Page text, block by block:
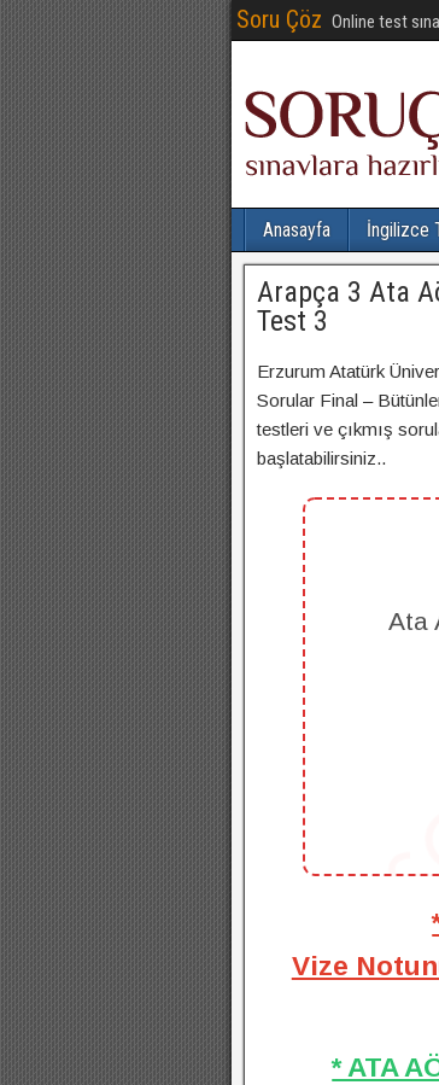
Soru Çöz Online test
Anasayfa İngilizce
Arapça 3 Ata
Test 3
Erzurum Atatürk
Sorular Final –
testleri ve çıkmış
başlatabilirsiniz..
Ata
Vize
* ATA